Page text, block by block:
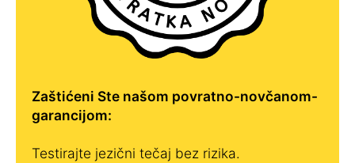
Zaštićeni Ste našom povratno-novčanom-
garancijom:
Testirajte jezični tečaj bez rizika.